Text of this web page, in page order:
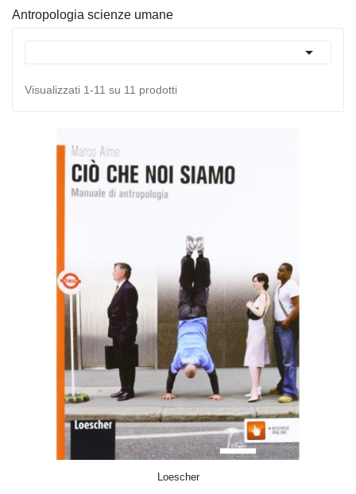
Antropologia scienze umane

Visualizzati 1-11 su 11 prodotti
Loescher